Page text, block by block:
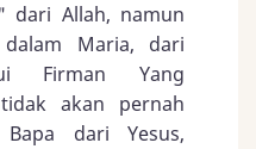
dari Allah, namun
Maria, dari
Firman Yang
akan pernah
dari Yesus,